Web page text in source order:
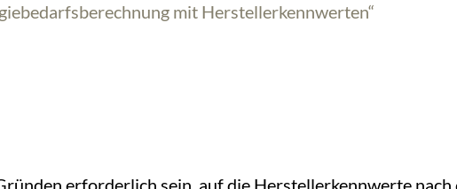
mit Herstellerkennwerten“
erforderlich sein, auf die Herstellerkennwerte